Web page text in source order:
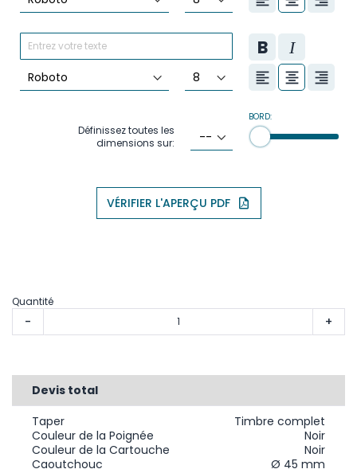
Définissez toutes les
dimensions sur:
BORD:
VÉRIFIER L'APERÇU PDF
Quantité
- +
Devis total
Taper
Timbre complet
Couleur de la Poignée
Noir
Couleur de la Cartouche
Noir
Caoutchouc
Ø 45 mm